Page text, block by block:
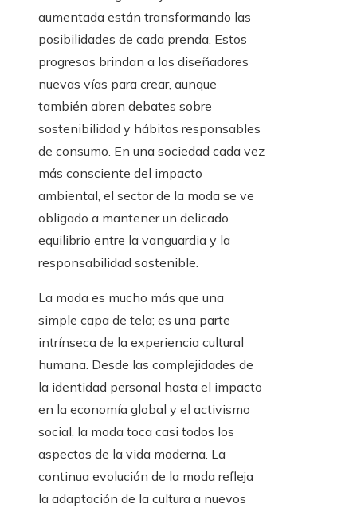
aumentada están transformando las
posibilidades de cada prenda. Estos
progresos brindan a los diseñadores
nuevas vías para crear, aunque
también abren debates sobre
sostenibilidad y hábitos responsables
de consumo. En una sociedad cada vez
más consciente del impacto
ambiental, el sector de la moda se ve
obligado a mantener un delicado
equilibrio entre la vanguardia y la
responsabilidad sostenible.
La moda es mucho más que una
simple capa de tela; es una parte
intrínseca de la experiencia cultural
humana. Desde las complejidades de
la identidad personal hasta el impacto
en la economía global y el activismo
social, la moda toca casi todos los
aspectos de la vida moderna. La
continua evolución de la moda refleja
la adaptación de la cultura a nuevos